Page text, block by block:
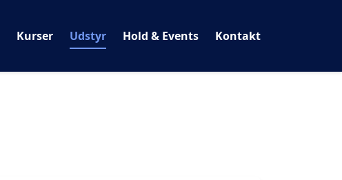
Kurser Udstyr Hold & Events Kontakt